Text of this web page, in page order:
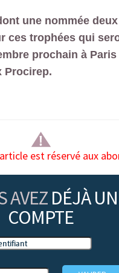
une nommée
ces trophées qui
prochain à
Procirep.
est réservé aux
AVEZ DÉJÀ UN
COMPTE